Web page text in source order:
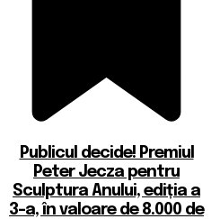
Publicul decide! Premiul
Peter Jecza pentru
Sculptura Anului, ediția a
3-a, în valoare de 8.000 de